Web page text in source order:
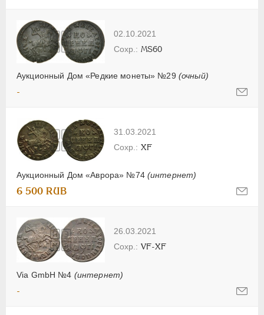
02.10.2021
Аукционный Дом «Редкие монеты» №29 (очный)
MS60
-
31.03.2021
Аукционный Дом «Аврора» №74 (интернет)
XF
6 500 RUB
26.03.2021
Via GmbH №4 (интернет)
VF-XF
-